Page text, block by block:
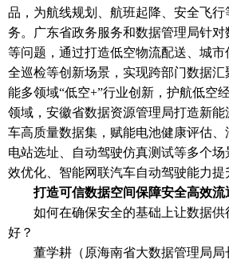
品，为航线规划、航班起降、安全飞行
务。广东省政务服务和数据管理局针
等问题，通过打造低空物流配送、城
全巡检等创新场景，实现跨部门数据
能多领域“低空+”行业创新，护航低空
领域，安徽省数据资源管理局打造新
车高质量数据集，赋能电池健康评估
电站选址、自动驾驶仿真测试等多个
效优化、智能网联汽车自动驾驶能力提
打造可信数据空间保障安全高效流
如何在确保安全的基础上让数据供
好？
董学耕（原海南省大数据管理局局